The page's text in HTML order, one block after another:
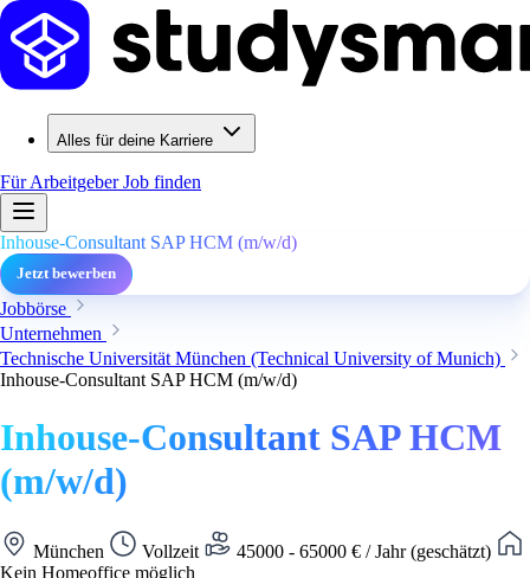
Alles für deine Karriere
Für ArbeitgeberJob finden
Inhouse-Consultant SAP HCM (m/w/d)
Jetzt bewerben
Jobbörse
Unternehmen
Technische Universität München (Technical University of Munich)
Inhouse-Consultant SAP HCM (m/w/d)
Inhouse-Consultant SAP HCM
(m/w/d)
München Vollzeit
45000 - 65000 € / Jahr (geschätzt)
Kein Homeoffice möglich